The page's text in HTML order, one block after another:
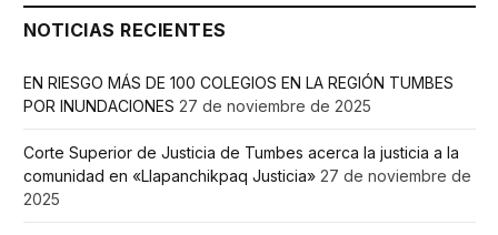
NOTICIAS RECIENTES
EN RIESGO MÁS DE 100 COLEGIOS EN LA REGIÓN TUMBES
POR INUNDACIONES 27 de noviembre de 2025
Corte Superior de Justicia de Tumbes acerca la justicia a la
comunidad en «Llapanchikpaq Justicia» 27 de noviembre de
2025